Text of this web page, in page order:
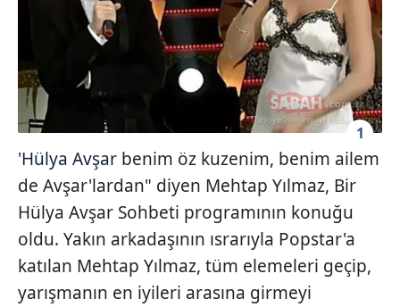
1
'Hülya Avşar benim öz kuzenim, benim ailem
de Avşar'lardan" diyen Mehtap Yılmaz, Bir
Hülya Avşar Sohbeti programının konuğu
oldu. Yakın arkadaşının ısrarıyla Popstar'a
katılan Mehtap Yılmaz, tüm elemeleri geçip,
yarışmanın en iyileri arasına girmeyi